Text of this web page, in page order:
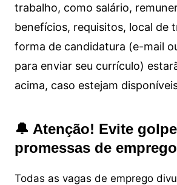
trabalho, como salário,
benefícios, requisitos, local de
forma de candidatura (e-mail
para enviar seu currículo)
acima, caso estejam
🔔 Atenção! Evite
promessas de
Todas as vagas de emprego